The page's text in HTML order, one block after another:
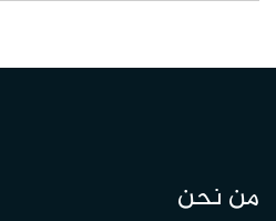
من نحن